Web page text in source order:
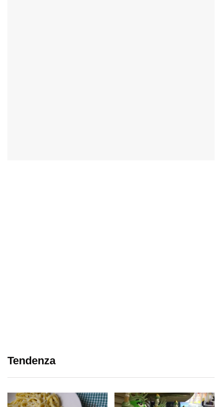
Tendenza